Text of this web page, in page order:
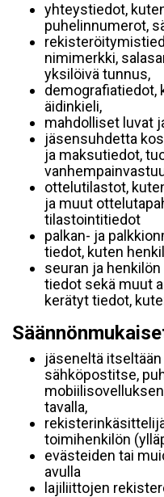
yhteystiedot,
puhelinnumerot,
nimimerkki,
yksilöivä tunnus,
demografiatiedot,
äidinkieli,
mahdolliset luvat
jäsensuhdetta
ja maksutiedot,
ottelutilastot,
ja muut
tilastointitiedot
palkan- ja
tiedot, kuten
seuran ja
tiedot sekä muut
kerätyt tiedot,
jäseneltä
sähköpostitse,
tavalla,
toimihenkilön
evästeiden tai
avulla
lajiliittojen